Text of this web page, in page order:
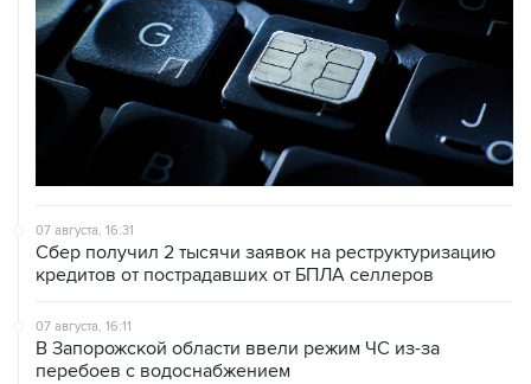
07 августа, 16:31
Сбер получил 2 тысячи заявок на реструктуризацию
кредитов от пострадавших от БПЛА селлеров
07 августа, 16:11
В Запорожской области ввели режим ЧС из-за
перебоев с водоснабжением